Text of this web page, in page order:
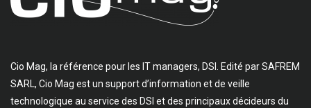
Cio Mag, la référence pour les IT managers, DSI. Edité par SAFREM
SARL, Cio Mag est un support d’information et de veille
technologique au service des DSI et des principaux décideurs du